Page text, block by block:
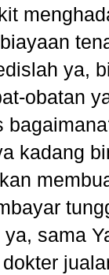
ya,
obatan
kadang
sama